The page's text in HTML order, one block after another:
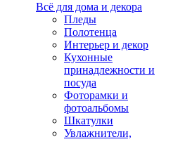
Всё для дома и декора
Пледы
Полотенца
Интерьер и декор
Кухонные
принадлежности и
посуда
Фоторамки и
фотоальбомы
Шкатулки
Увлажнители,